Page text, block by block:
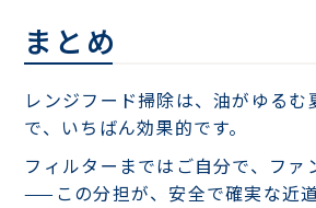
まとめ
レンジフード掃除は、油がゆるむ
で、いちばん効果的です。
フィルターまではご自分で、ファ
——この分担が、安全で確実な近道